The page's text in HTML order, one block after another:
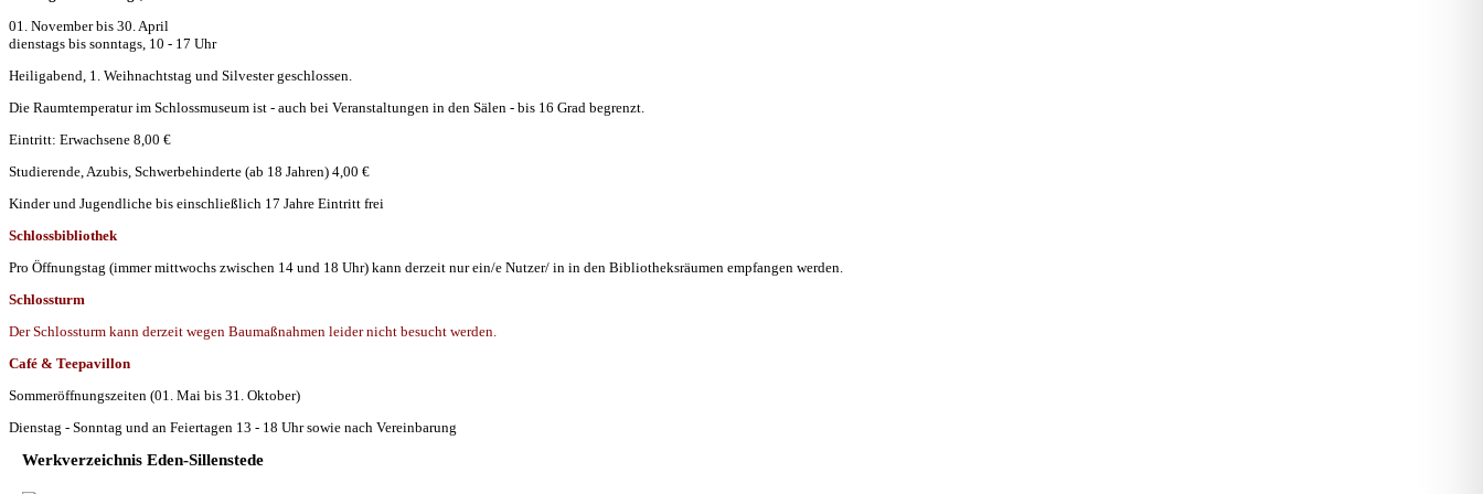
01. November bis 30. April
dienstags bis sonntags, 10 - 17 Uhr
Heiligabend, 1. Weihnachtstag und Silvester geschlossen.
Die Raumtemperatur im Schlossmuseum ist - auch bei Veranstaltungen in den Sälen - bis 16 Grad begrenzt.
Eintritt: Erwachsene 8,00 €
Studierende, Azubis, Schwerbehinderte (ab 18 Jahren) 4,00 €
Kinder und Jugendliche bis einschließlich 17 Jahre Eintritt frei
Schlossbibliothek
Pro Öffnungstag (immer mittwochs zwischen 14 und 18 Uhr) kann derzeit nur ein/e Nutzer/ in in den Bibliotheksräumen empfangen werden.
Schlossturm
Der Schlossturm kann derzeit wegen Baumaßnahmen leider nicht besucht werden.
Café & Teepavillon
Sommeröffnungszeiten (01. Mai bis 31. Oktober)
Dienstag - Sonntag und an Feiertagen 13 - 18 Uhr sowie nach Vereinbarung
Werkverzeichnis Eden-Sillenstede